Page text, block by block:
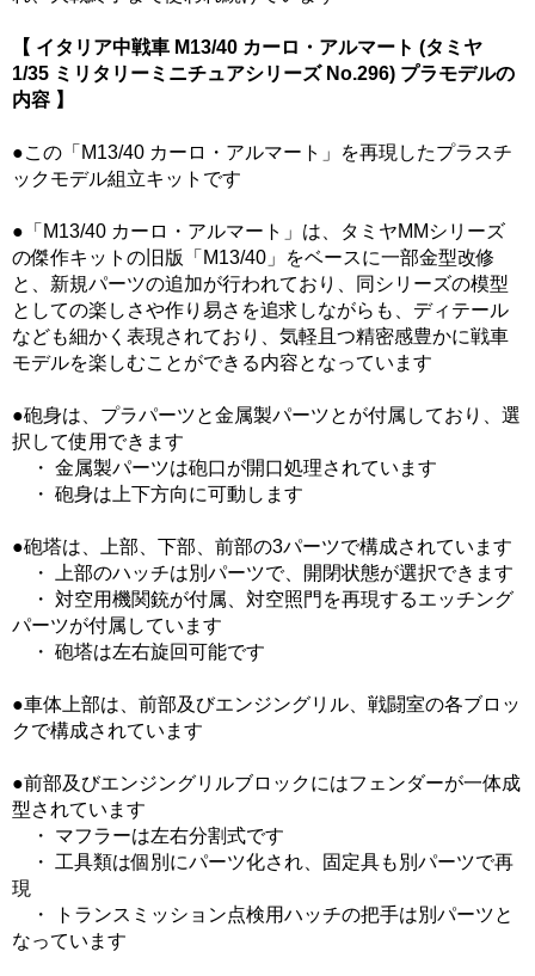
【 イタリア中戦車 M13/40 カーロ・アルマート (タミヤ
1/35 ミリタリーミニチュアシリーズ No.296) プラモデルの
内容 】
●この「M13/40 カーロ・アルマート」を再現したプラスチ
ックモデル組立キットです
●「M13/40 カーロ・アルマート」は、タミヤMMシリーズ
の傑作キットの旧版「M13/40」をベースに一部金型改修
と、新規パーツの追加が行われており、同シリーズの模型
としての楽しさや作り易さを追求しながらも、ディテール
なども細かく表現されており、気軽且つ精密感豊かに戦車
モデルを楽しむことができる内容となっています
●砲身は、プラパーツと金属製パーツとが付属しており、選
択して使用できます
・ 金属製パーツは砲口が開口処理されています
・ 砲身は上下方向に可動します
●砲塔は、上部、下部、前部の3パーツで構成されています
・ 上部のハッチは別パーツで、開閉状態が選択できます
・ 対空用機関銃が付属、対空照門を再現するエッチング
パーツが付属しています
・ 砲塔は左右旋回可能です
●車体上部は、前部及びエンジングリル、戦闘室の各ブロッ
クで構成されています
●前部及びエンジングリルブロックにはフェンダーが一体成
型されています
・ マフラーは左右分割式です
・ 工具類は個別にパーツ化され、固定具も別パーツで再
現
・ トランスミッション点検用ハッチの把手は別パーツと
なっています